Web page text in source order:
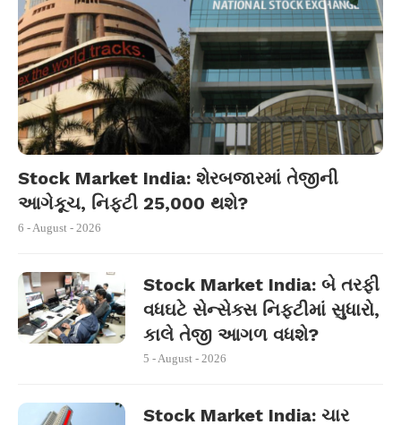
Stock Market India: શેરબજારમાં તેજીની
આગેકૂચ, નિફ્ટી 25,000 થશે?
6 - August - 2026
Stock Market India: બે તરફી
વધઘટે સેન્સેક્સ નિફ્ટીમાં સુધારો,
કાલે તેજી આગળ વધશે?
5 - August - 2026
Stock Market India: ચાર